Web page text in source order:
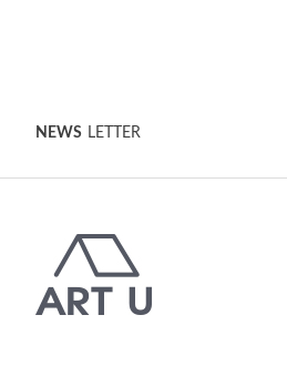
NEWS LETTER